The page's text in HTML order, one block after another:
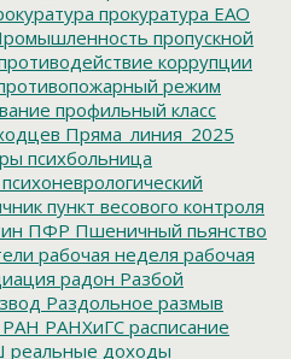
прокуратура ЕАО
пропускной
коррупции
режим
профильный класс
Пряма_линия_2025
психбольница
психоневрологический
пункт весового контроля
ПФР Пшеничный пьянство
рабочая неделя рабочая
радон Разбой
Раздольное размыв
РАН РАНХиГС расписание
реальные доходы